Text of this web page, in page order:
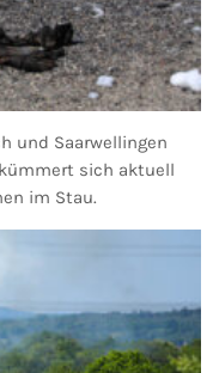
und Saarwellingen
sich aktuell
im Stau.